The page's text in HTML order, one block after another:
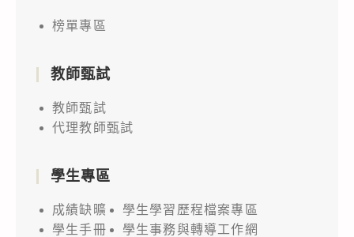
榜單專區
教師甄試
教師甄試
代理教師甄試
學生專區
成績缺曠
學生學習歷程檔案專區
學生手冊
學生事務與轉導工作網